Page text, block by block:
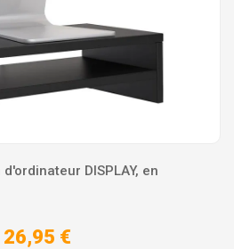
DISPLAY, en
26,95 €